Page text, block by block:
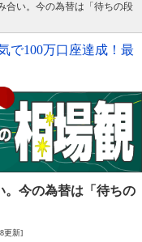
合い。今の為替は「待ちの段
で100万口座達成！最
今の為替は「待ちの
更新]